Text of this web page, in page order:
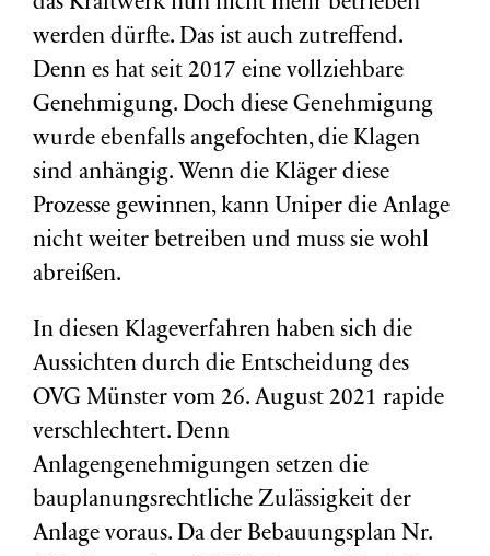
werden dürfte. Das ist auch zutreffend.
Denn es hat seit 2017 eine vollziehbare
Genehmigung. Doch diese Genehmigung
wurde ebenfalls angefochten, die Klagen
sind anhängig. Wenn die Kläger diese
Prozesse gewinnen, kann Uniper die Anlage
nicht weiter betreiben und muss sie wohl
abreißen.
In diesen Klageverfahren haben sich die
Aussichten durch die Entscheidung des
OVG Münster vom 26. August 2021 rapide
verschlechtert. Denn
Anlagengenehmigungen setzen die
bauplanungsrechtliche Zulässigkeit der
Anlage voraus. Da der Bebauungsplan Nr.